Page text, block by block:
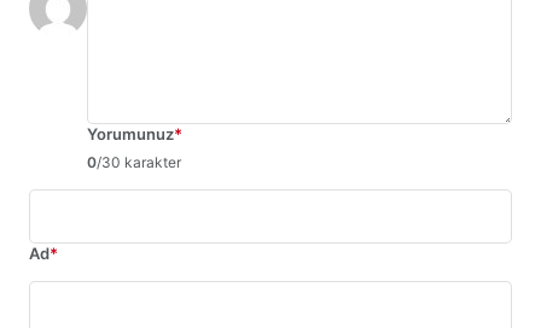
Yorumunuz*
0/30 karakter
Ad*